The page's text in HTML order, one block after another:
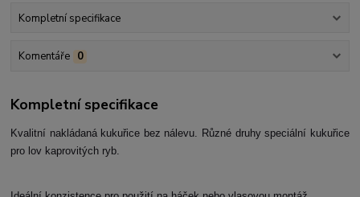
Kompletní specifikace
Komentáře 0
Kompletní specifikace
Kvalitní nakládaná kukuřice bez nálevu. Různé druhy speciální kukuřice
pro lov kaprovitých ryb.